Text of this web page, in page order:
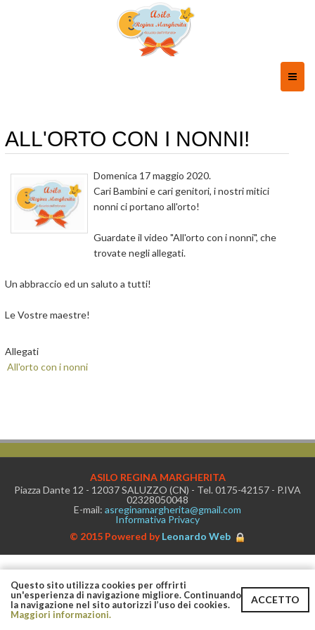
ALL'ORTO CON I NONNI!
Domenica 17 maggio 2020.
Cari Bambini e cari genitori, i nostri mitici
nonni ci portano all'orto!
Guardate il video "All'orto con i nonni", che
trovate negli allegati.
Un abbraccio ed un saluto a tutti!
Le Vostre maestre!
Allegati
All'orto con i nonni
ASILO REGINA MARGHERITA
Piazza Dante 12 - 12037 SALUZZO (CN) - Tel. 0175-42157 - P.IVA
02328050048
E-mail: asreginamargherita@gmail.com
Informativa Privacy
© 2015 Powered byLeonardo Web
Questo sito utilizza cookies per offrirti
un'esperienza di navigazione migliore. Continuando
la navigazione nel sito autorizzi l’uso dei cookies.
Maggiori informazioni.
ACCETTO